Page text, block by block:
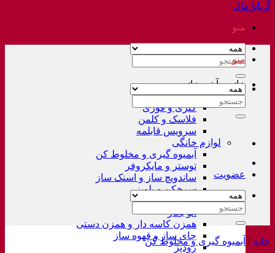
آربابا مال
منو
جستجو
خانه و آشپزخانه
لوازم خانگی غیر برقی
کتری و قوری
فلاسک و کلمن
سرویس قابلمه
لوازم خانگی
آبمیوه گیری و مخلوط کن
توستر و مایکروفر
ساندویچ ساز و اسنک ساز
سرخکن و پلوپز
غذاساز
اتو بخار
همزن کاسه دار و همزن دستی
چای ساز و قهوه ساز
زودپز
منو
جستجو
عضویت
جستجو
خانه / آبمیوه گیری و مخلوط کن